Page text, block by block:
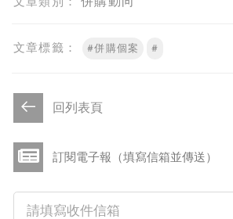
文章標籤： #併購個案 #
回列表頁
訂閱電子報（填寫信箱並傳送）